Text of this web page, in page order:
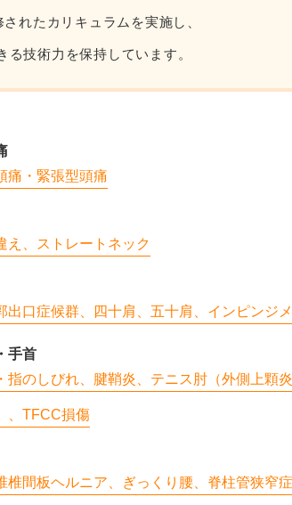
れたカリキュラムを実施し、
る技術力を保持しています。
痛・緊張型頭痛
え、ストレートネック
出口症候群、四十肩、五十肩、インピンジ
手首
指のしびれ、腱鞘炎、テニス肘（外側上顆
、TFCC損傷
椎間板ヘルニア、ぎっくり腰、脊柱管狭窄